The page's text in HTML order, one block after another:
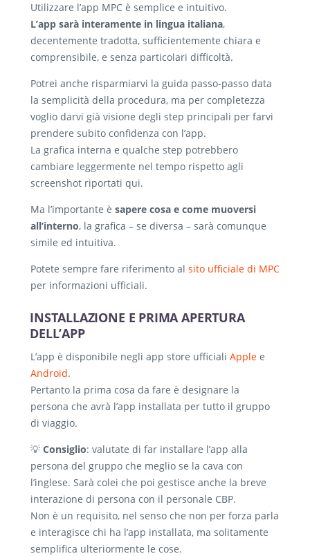
Utilizzare l’app MPC è semplice e intuitivo.
L’app sarà interamente in lingua italiana,
decentemente tradotta, sufficientemente chiara e
comprensibile, e senza particolari difficoltà.
Potrei anche risparmiarvi la guida passo-passo data
la semplicità della procedura, ma per completezza
voglio darvi già visione degli step principali per farvi
prendere subito confidenza con l’app.
La grafica interna e qualche step potrebbero
cambiare leggermente nel tempo rispetto agli
screenshot riportati qui.
Ma l’importante è sapere cosa e come muoversi
all’interno, la grafica – se diversa – sarà comunque
simile ed intuitiva.
Potete sempre fare riferimento al sito ufficiale di MPC
per informazioni ufficiali.
INSTALLAZIONE E PRIMA APERTURA
DELL’APP
L’app è disponibile negli app store ufficiali Apple e
Android.
Pertanto la prima cosa da fare è designare la
persona che avrà l’app installata per tutto il gruppo
di viaggio.
💡 Consiglio: valutate di far installare l’app alla
persona del gruppo che meglio se la cava con
l’inglese. Sarà colei che poi gestisce anche la breve
interazione di persona con il personale CBP.
Non è un requisito, nel senso che non per forza parla
e interagisce chi ha l’app installata, ma solitamente
semplifica ulteriormente le cose.